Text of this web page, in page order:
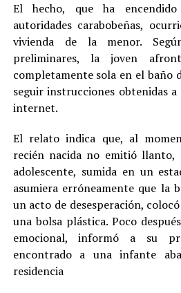
El hecho, que ha
autoridades carabobeñas,
vivienda de la menor.
preliminares, la joven
completamente sola en el baño
seguir instrucciones obtenidas
internet.
El relato indica que, al
recién nacida no emitió
adolescente, sumida en un
asumiera erróneamente que la
un acto de desesperación,
una bolsa plástica. Poco
emocional, informó a su
encontrado a una infante
residencia